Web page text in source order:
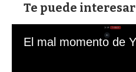
Te puede interesar